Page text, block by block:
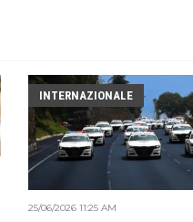
INTERNAZIONALE
25/06/2026 11:25 AM